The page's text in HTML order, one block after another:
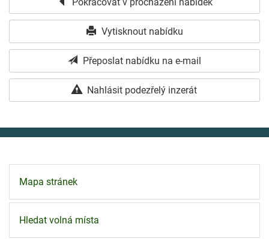
Vytisknout nabídku
Přeposlat nabídku na e-mail
Nahlásit podezřelý inzerát
Mapa stránek
Hledat volná místa